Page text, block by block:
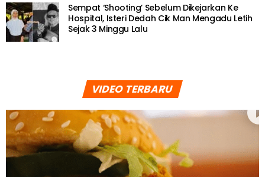
Sempat ‘Shooting’ Sebelum Dikejarkan Ke
Hospital, Isteri Dedah Cik Man Mengadu Letih
Sejak 3 Minggu Lalu
VIDEO TERBARU